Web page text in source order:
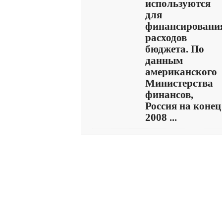
используются
для
расходов
бюджета. По
данным
американского
Министерства
финансов,
Россия на конец
2008 ...